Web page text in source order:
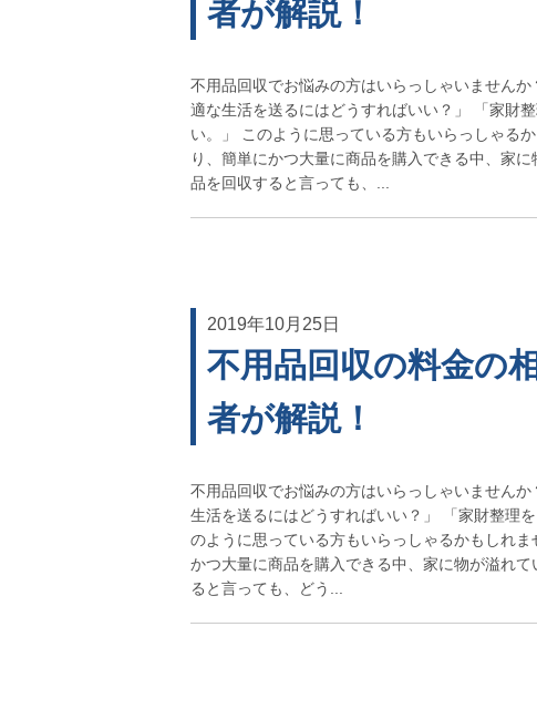
者が解説！
不用品回収でお悩みの方はいらっしゃいません
適な生活を送るにはどうすればいい？」 「家財
い。」 このように思っている方もいらっしゃる
り、簡単にかつ大量に商品を購入できる中、家
品を回収すると言っても、...
2019年10月25日
不用品回収の料金の
者が解説！
不用品回収でお悩みの方はいらっしゃいません
生活を送るにはどうすればいい？」 「家財整理
のように思っている方もいらっしゃるかもしれ
かつ大量に商品を購入できる中、家に物が溢れ
ると言っても、どう...